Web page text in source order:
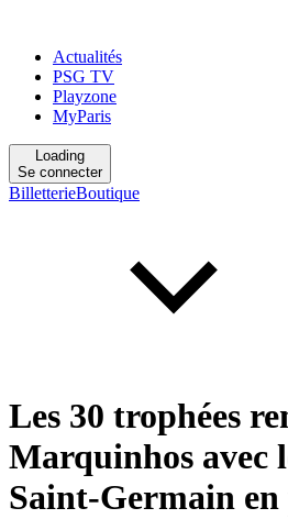
Actualités
PSG TV
Playzone
MyParis
Loading
Se connecter
BilletterieBoutique
Les 30 trophées
Marquinhos avec
Saint-Germain en